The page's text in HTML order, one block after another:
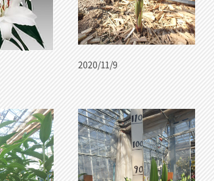
2020/11/9